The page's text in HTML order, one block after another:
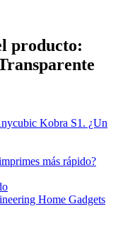
producto:
Kobra S1. ¿Un
más rápido?
Home Gadgets